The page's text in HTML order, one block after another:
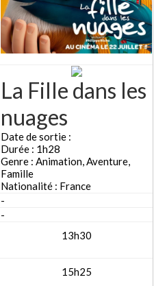
La Fille dans les
nuages
Date de sortie :
Durée : 1h28
Genre : Animation, Aventure,
Famille
Nationalité : France
-
-
13h30
15h25